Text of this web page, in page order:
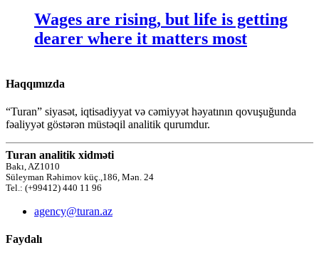
Wages are rising, but life is getting
dearer where it matters most
Haqqımızda
“Turan” siyasət, iqtisadiyyat və cəmiyyət həyatının qovuşuğunda
fəaliyyət göstərən müstəqil analitik qurumdur.
Turan analitik xidməti
Bakı, AZ1010
Süleyman Rəhimov küç.,186, Mən. 24
Tel.: (+99412) 440 11 96
agency@turan.az
Faydalı